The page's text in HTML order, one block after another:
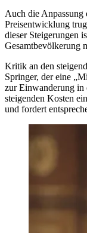
Auch die Anpassung
Preisentwicklung
dieser Steigerungen
Gesamtbevölkerung
Kritik an den
Springer, der eine
zur Einwanderung in
steigenden Kosten
und fordert